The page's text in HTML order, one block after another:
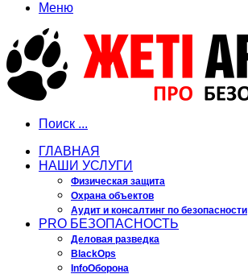
Меню
Поиск ...
ГЛАВНАЯ
НАШИ УСЛУГИ
Физическая защита
Охрана объектов
Аудит и консалтинг по безопасности
PRO БЕЗОПАСНОСТЬ
Деловая разведка
BlackOps
InfoОборона